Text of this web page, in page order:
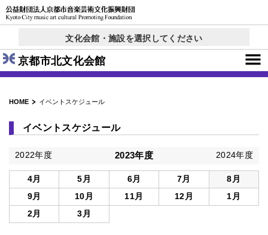
文化会館・施設を選択してください
京都コンサートホール
呉竹文化センター
西文化会館ウエスティ
右京ふれあい文化会館
ロームシアター京都
京都市北文化会館
HOME イベントスケジュール
イベントスケジュール
2022年度 2023年度 2024年度
4月 5月 6月 7月
8月
9月
10月 11月 12月
1月
2月
3月